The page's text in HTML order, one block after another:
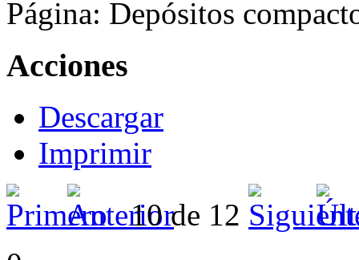
Página: Depósitos
Acciones
Descargar
Imprimir
10 de 12